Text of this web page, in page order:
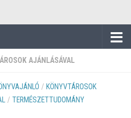
AJÁNLÁSÁVAL
/ KÖNYVTÁROSOK
/ TERMÉSZETTUDOMÁNY